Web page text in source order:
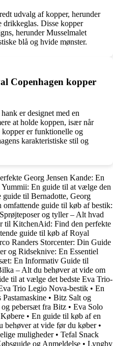
udvalg af kopper, herunder
drikkeglas. Disse kopper
herunder Musselmalet
blå og hvide mønster.
Copenhagen kopper
er designet med en
at holde koppen, især når
er funktionelle og
karakteristiske stil og
Georg Jensen Kande: En
En guide til at vælge den
guide til Bernadotte, Georg
omfattende guide til køb af bestik:
Sprøjteposer og tyller – Alt hvad
til KitchenAid: Find den perfekte
guide til køb af Royal
Randers Storcenter: Din Guide
og Ridseknive: En Essentiel
En Informativ Guide til
– Alt du behøver at vide om
til at vælge det bedste Eva Trio-
Trio Legio Nova-bestik • En
• Bitz Salt og
og pebersæt fra Bitz • Eva Solo
• En guide til køb af en
behøver at vide før du køber•
muligheder• Tefal Snack
og Anmeldelse • Lyngby